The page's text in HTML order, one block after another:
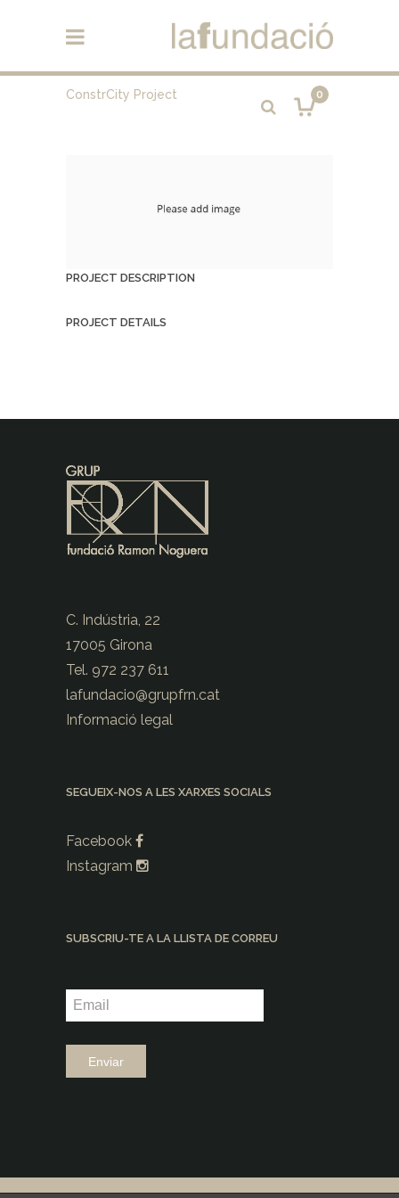
0
ConstrCity Project
PROJECT DESCRIPTION
PROJECT DETAILS
C. Indústria, 22
17005 Girona
Tel. 972 237 611
lafundacio@grupfrn.cat
Informació legal
SEGUEIX-NOS A LES XARXES SOCIALS
Facebook
Instagram
SUBSCRIU-TE A LA LLISTA DE CORREU